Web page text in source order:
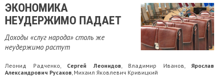
ЭКОНОМИКА
НЕУДЕРЖИМО ПАДАЕТ
Доходы «слуг народа» столь же
неудержимо растут
Леонид Радченко, Сергей Леонидов, Владимир Иванов, Ярослав
Александрович Русаков, Михаил Яковлевич Кривицкий